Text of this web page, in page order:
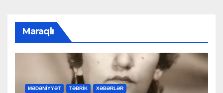
Maraqlı
MƏDƏNİYYƏT TƏBRİK XƏBƏRLƏR